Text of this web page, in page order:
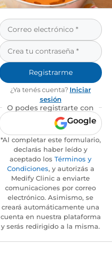
Registrarme
¿Ya tenés cuenta? Iniciar
sesión
O podes registrarte con
Google
*Al completar este formulario,
declarás haber leído y
aceptado los Términos y
Condiciones, y autorizás a
Medify Clinic a enviarte
comunicaciones por correo
electrónico. Asimismo, se
creará automáticamente una
cuenta en nuestra plataforma
y serás redirigido a la misma.